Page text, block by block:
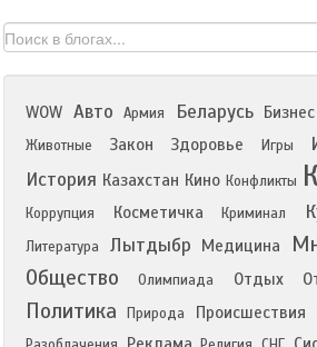
WOW Авто Армия Беларусь Бизнес
Животные
Закон Здоровье Игры
История Казахстан Кино Конфликты
Коррупция Косметичка Криминал
Литература Лытдыбр Медицина
Общество Олимпиада Отдых
Политика Природа Происшествия